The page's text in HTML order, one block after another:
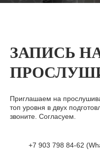
ЗАПИСЬ
Приглашаем на
топ уровня в двух
звоните. Согласуем.
+7 903 798 84-62